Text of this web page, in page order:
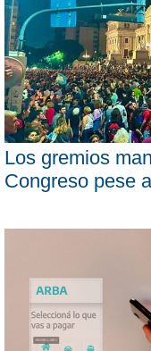
Los gremios
Congreso pese